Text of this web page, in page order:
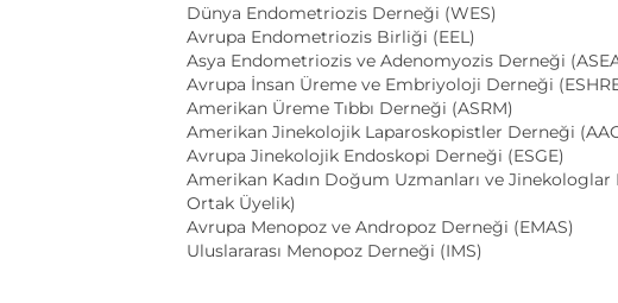
Dünya Endometriozis Derneği (WES)
Avrupa Endometriozis Birliği (EEL)
Asya Endometriozis ve Adenomyozis Derneği
Avrupa İnsan Üreme ve Embriyoloji Derneği
Amerikan Üreme Tıbbı Derneği (ASRM)
Amerikan Jinekolojik Laparoskopistler Derneği
Avrupa Jinekolojik Endoskopi Derneği (ESGE)
Amerikan Kadın Doğum Uzmanları ve Jinekologlar
Ortak Üyelik)
Avrupa Menopoz ve Andropoz Derneği (EMAS)
Uluslararası Menopoz Derneği (IMS)